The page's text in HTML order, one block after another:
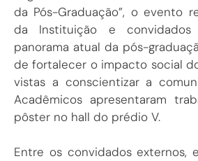
da Pós-Graduação”, o evento
da Instituição e
panorama atual da pós-
de fortalecer o impacto social
vistas a conscientizar a
Acadêmicos apresentaram
pôster no hall do prédio V.
Entre os convidados externos,